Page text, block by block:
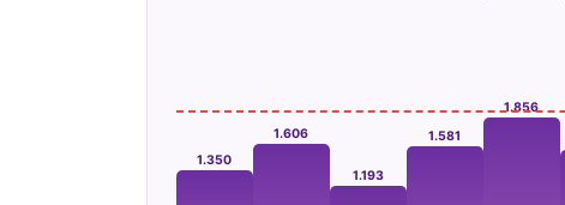
1.350
1.606
1.193
1.581
1.856